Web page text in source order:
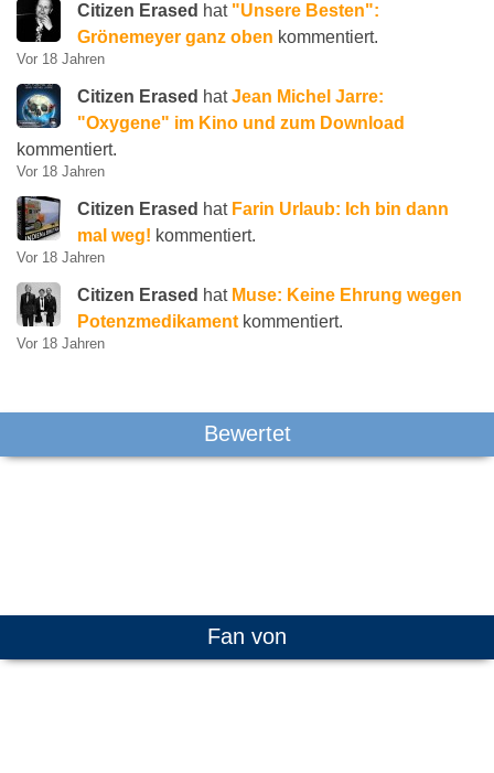
Citizen Erased hat "Unsere Besten":
Grönemeyer ganz oben kommentiert.
Vor 18 Jahren
Citizen Erased hatJean Michel Jarre:
"Oxygene" im Kino und zum Download
kommentiert.
Vor 18 Jahren
Citizen Erased hat Farin Urlaub: Ich bin dann
mal weg! kommentiert.
Vor 18 Jahren
Citizen Erased hat Muse: Keine Ehrung wegen
Potenzmedikament kommentiert.
Vor 18 Jahren
Bewertet
Fan von